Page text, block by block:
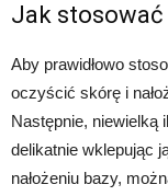
Jak stosować
Aby prawidłowo
oczyścić skórę i
Następnie, niewielką
delikatnie wklepując
nałożeniu bazy,